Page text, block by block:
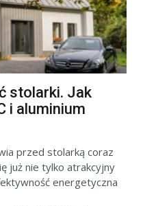
stolarki. Jak
i aluminium
przed stolarką coraz
już nie tylko atrakcyjny
energetyczna